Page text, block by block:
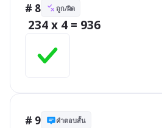
# 8 ถูก/ผิด
234 x 4 = 936
# 9 คำตอบสั้น